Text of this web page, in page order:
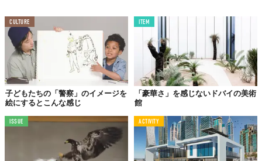
CULTURE
子どもたちの「警察」のイメージを
絵にするとこんな感じ
ITEM
「豪華さ」を感じないドバイの美術
館
ISSUE ACTIVITY